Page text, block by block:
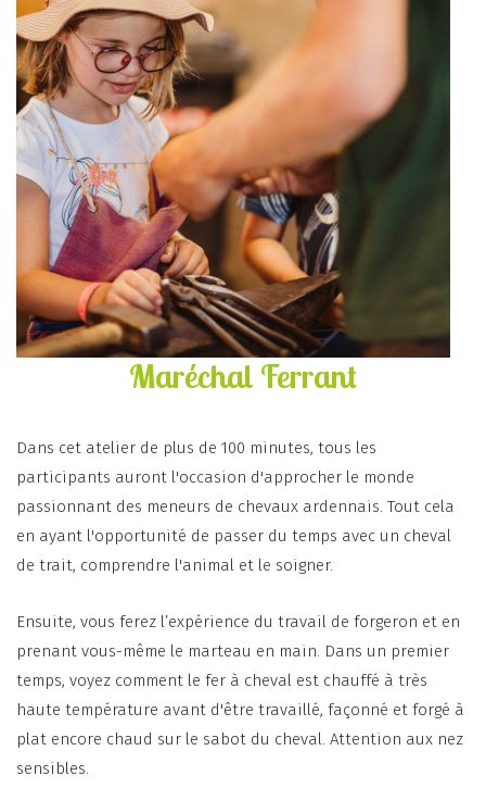
Maréchal Ferrant
Dans cet atelier de plus de 100 minutes, tous les
participants auront l'occasion d'approcher le monde
passionnant des meneurs de chevaux ardennais. Tout cela
en ayant l'opportunité de passer du temps avec un cheval
de trait, comprendre l'animal et le soigner.
Ensuite, vous ferez l’expérience du travail de forgeron et en
prenant vous-même le marteau en main. Dans un premier
temps, voyez comment le fer à cheval est chauffé à très
haute température avant d'être travaillé, façonné et forgé à
plat encore chaud sur le sabot du cheval. Attention aux nez
sensibles.